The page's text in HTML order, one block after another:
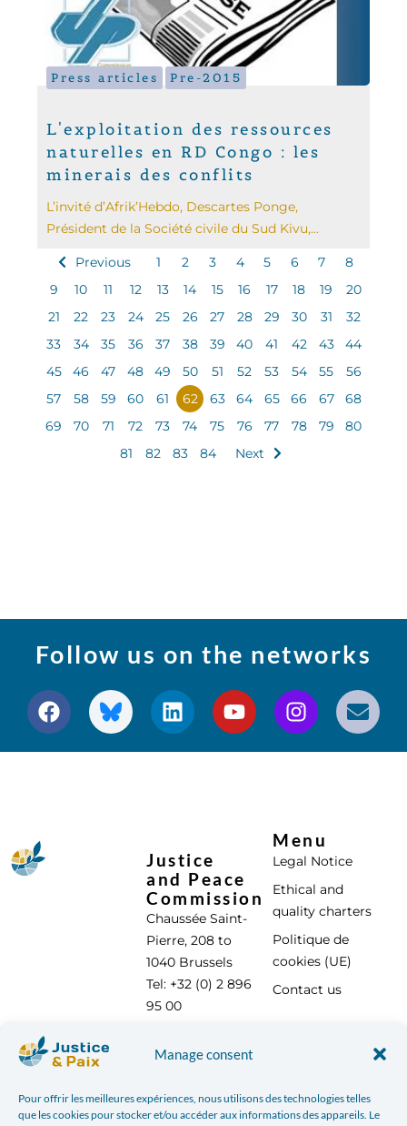
Manage consent
Pour offrir les meilleures expériences, nous utilisons des technologies telles
que les cookies pour stocker et/ou accéder aux informations des appareils. Le
Press articles Pre-2015
L'exploitation des ressources
naturelles en RD Congo : les
minerais des conflits
L’invité d’Afrik’Hebdo, Descartes Ponge,
Président de la Société civile du Sud Kivu,...
Previous 1 2 3 4 5 6 7
8
9
10 11 12 13 14 15 16 17 18 19
20
21
22 23 24 25 26 27 28 29 30 31
32
33
34 35 36 37 38 39 40 41 42 43
44
45
46 47 48 49 50 51 52 53 54 55
56
57
58 59 60 61 62 63 64 65 66 67
68
69
70 71 72 73 74 75 76 77 78 79
80
81
82 83 84 Next
Follow us on the networks
Justice
and Peace
Commission
Chaussée Saint-
Pierre, 208 to
1040 Brussels
Tel: +32 (0) 2 896
95 00
Menu
Legal Notice
Ethical and
quality charters
Politique de
cookies (UE)
Contact us
With the support of :